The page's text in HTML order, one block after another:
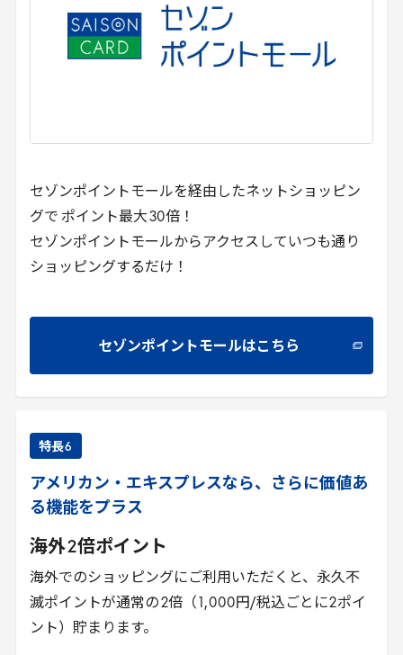
セゾンポイントモールを経由したネットショッピン
グで ポイント最大30倍！
セゾンポイントモールからアクセスしていつも通り
ショッピングするだけ！
セゾンポイントモールはこちら
特長6
アメリカン・エキスプレスなら、さらに価値あ
る機能をプラス
海外2倍ポイント
海外でのショッピングにご利用いただくと、永久不
滅ポイントが通常の2倍（ ,000円/税込ごとに2ポイ
ント）貯まります。